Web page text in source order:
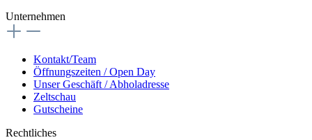
Unternehmen
Kontakt/Team
Öffnungszeiten / Open Day
Unser Geschäft / Abholadresse
Zeltschau
Gutscheine
Rechtliches